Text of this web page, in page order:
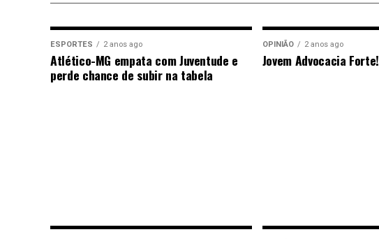
ESPORTES 2 anos ago
Atlético-MG empata com Juventude e
perde chance de subir na tabela
OPINIÃO 2 anos ago
Jovem Advocacia Forte!